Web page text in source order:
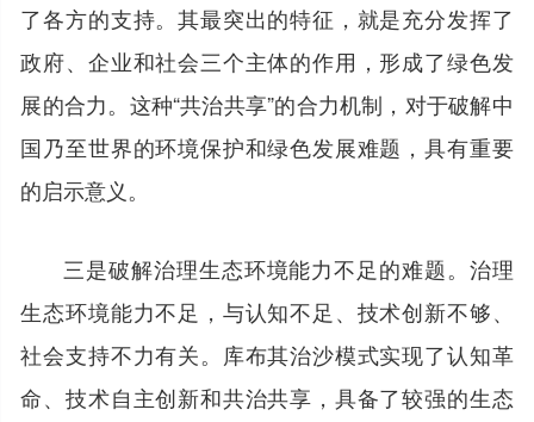
了各方的支持。其最突出的特征，就是充分发挥了
政府、企业和社会三个主体的作用，形成了绿色发
展的合力。这种“共治共享”的合力机制，对于破解中
国乃至世界的环境保护和绿色发展难题，具有重要
的启示意义。
三是破解治理生态环境能力不足的难题。治理
生态环境能力不足，与认知不足、技术创新不够、
社会支持不力有关。库布其治沙模式实现了认知革
命、技术自主创新和共治共享，具备了较强的生态